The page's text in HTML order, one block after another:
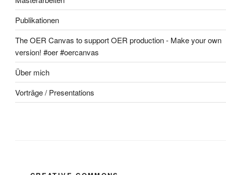
Publikationen
The OER Canvas to support OER production - Make your own
version! #oer #oercanvas
Über mich
Vorträge / Presentations